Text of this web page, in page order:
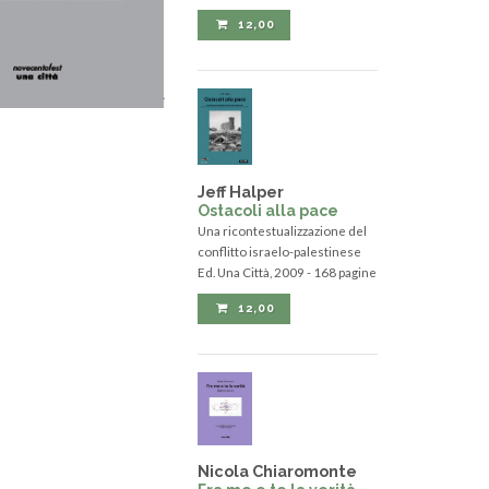
12,00
Jeff Halper
Ostacoli alla pace
Una ricontestualizzazione del
conflitto israelo-palestinese
Ed. Una Città, 2009 - 168 pagine
12,00
Nicola Chiaromonte